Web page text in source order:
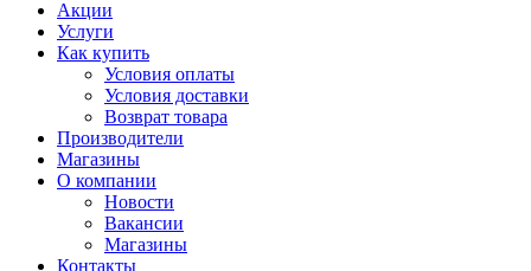
Акции
Услуги
Как купить
Условия оплаты
Условия доставки
Возврат товара
Производители
Магазины
О компании
Новости
Вакансии
Магазины
Контакты